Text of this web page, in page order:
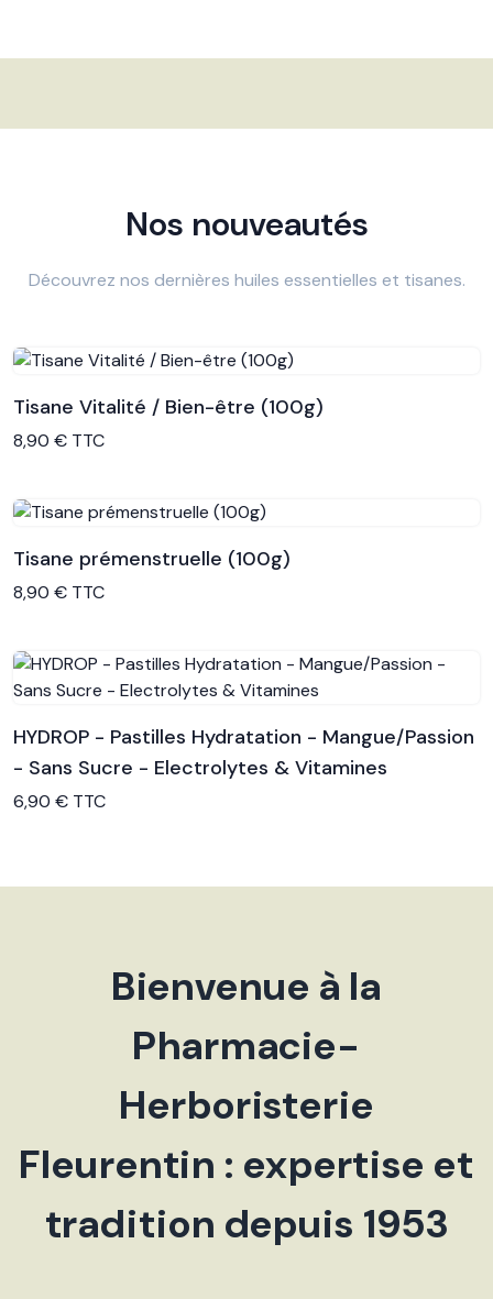
Nos nouveautés
Découvrez nos dernières huiles essentielles et tisanes.
Voir le produit
Tisane Vitalité / Bien-être (100g)
8,90 € TTC
Voir le produit
Tisane prémenstruelle (100g)
8,90 € TTC
Voir le produit
HYDROP - Pastilles Hydratation - Mangue/Passion
- Sans Sucre - Electrolytes & Vitamines
6,90 € TTC
Bienvenue à la
Pharmacie-
Herboristerie
Fleurentin : expertise et
tradition depuis 1953